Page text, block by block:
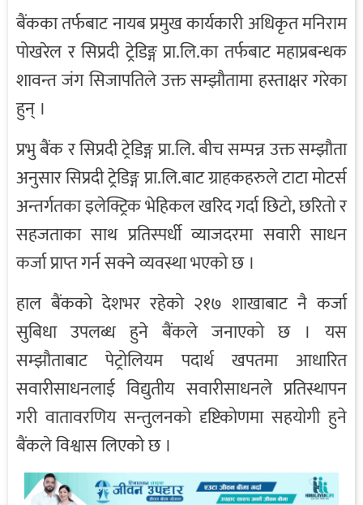
बैंकका तर्फबाट नायब प्रमुख कार्यकारी अधिकृत मनिराम
पोखरेल र सिप्रदी ट्रेडिङ्ग प्रा.लि.का तर्फबाट महाप्रबन्धक
शावन्त जंग सिजापतिले उक्त सम्झौतामा हस्ताक्षर गरेका
हुन् ।
प्रभु बैंक र सिप्रदी ट्रेडिङ्ग प्रा.लि. बीच सम्पन्न उक्त सम्झौता
अनुसार सिप्रदी ट्रेडिङ्ग प्रा.लि.बाट ग्राहकहरुले टाटा मोटर्स
अन्तर्गतका इलेक्ट्रिक भेहिकल खरिद गर्दा छिटो, छरितो र
सहजताका साथ प्रतिस्पर्धी व्याजदरमा सवारी साधन
कर्जा प्राप्त गर्न सक्ने व्यवस्था भएको छ ।
हाल बैंकको देशभर रहेको २१७ शाखाबाट नै कर्जा
सुबिधा उपलब्ध हुने बैंकले जनाएको छ । यस
सम्झौताबाट पेट्रोलियम पदार्थ खपतमा आधारित
सवारीसाधनलाई विद्युतीय सवारीसाधनले प्रतिस्थापन
गरी वातावरणिय सन्तुलनको दृष्टिकोणमा सहयोगी हुने
बैंकले विश्वास लिएको छ ।